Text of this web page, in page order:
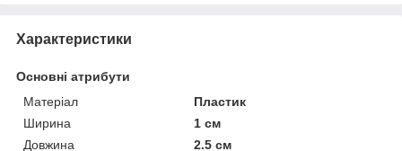
Характеристики
Основні атрибути
Матеріал
Пластик
Ширина
1 см
Довжина
2.5 см